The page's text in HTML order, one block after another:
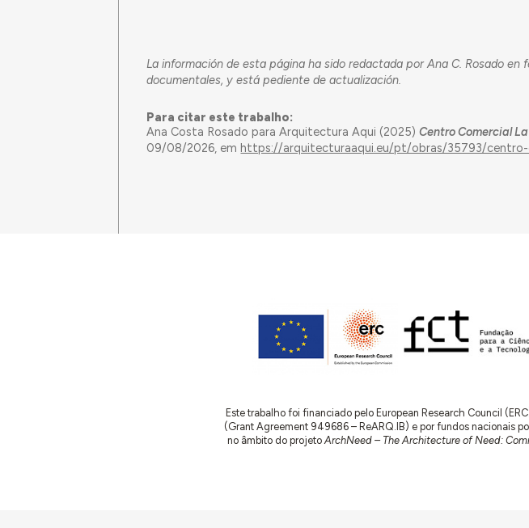
La información de esta página ha sido redactada por Ana C. Rosado en
documentales, y está pediente de actualización.
Para citar este trabalho:
Ana Costa Rosado para Arquitectura Aqui (2025)Centro Comercial
09/08/2026, emhttps://arquitecturaaqui.eu/pt/obras/35793/
Este trabalho foi financiado pelo European Research Council
(Grant Agreement 949686 – ReARQ.IB) e por fundos nacionais
no âmbito do projetoArchNeed – The Architecture of Need: